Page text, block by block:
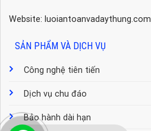
Website: luoiantoanvadaythung.com
SẢN PHẨM VÀ DỊCH VỤ
Công nghệ tiên tiến
Dịch vụ chu đáo
Bảo hành dài hạn